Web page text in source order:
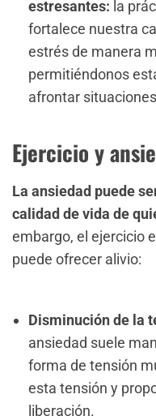
estresantes: la
fortalece nuestra
estrés de manera
permitiéndonos
afrontar
Ejercicio y
La ansiedad puede
calidad de vida de
embargo, el ejercicio
puede ofrecer alivio:
Disminución de la
ansiedad suele
forma de tensión
esta tensión y
liberación.